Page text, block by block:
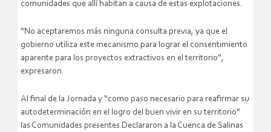
comunidades que allí habitan a causa de estas explotaciones.
“No aceptaremos más ninguna consulta previa, ya que el
gobierno utiliza este mecanismo para lograr el consentimiento
aparente para los proyectos extractivos en el territorio”,
expresaron.
Al final de la Jornada y “como paso necesario para reafirmar su
autodeterminación en el logro del buen vivir en su territorio”
las Comunidades presentes Declararon a la Cuenca de Salinas